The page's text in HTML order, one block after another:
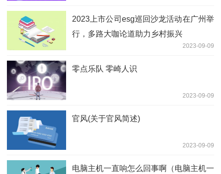
2023上市公司esg巡回沙龙活动在广州举
行，多路大咖论道助力乡村振兴
2023-09-09
零点乐队 零崎人识
2023-09-09
官风(关于官风简述)
2023-09-09
电脑主机一直响怎么回事啊（电脑主机一